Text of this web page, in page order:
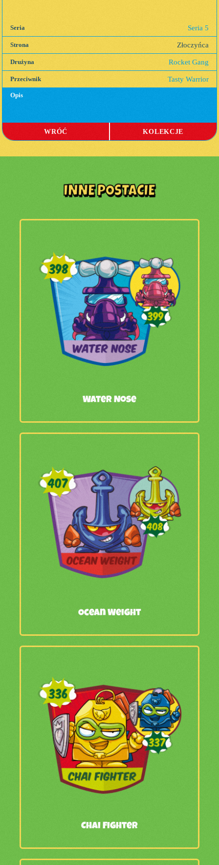
Seria Seria 5
Strona Złoczyńca
Drużyna Rocket Gang
Przeciwnik Tasty Warrior
Opis
WRÓĆ KOLEKCJE
INNE POSTACIE
Water Nose
Ocean Weight
Chai Fighter